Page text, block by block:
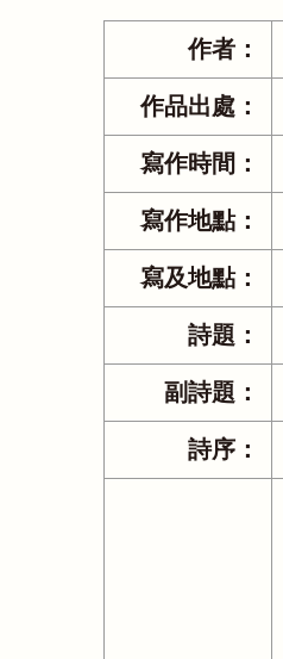
作者：
作品出處：
寫作時間：
寫作地點：
寫及地點：
詩題：
副詩題：
詩序：